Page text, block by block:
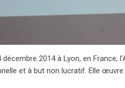
décembre 2014 à Lyon, en France,
et à but non lucratif. Elle